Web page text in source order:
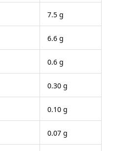
7.5 g
6.6 g
0.6 g
0.30 g
0.10 g
0.07 g